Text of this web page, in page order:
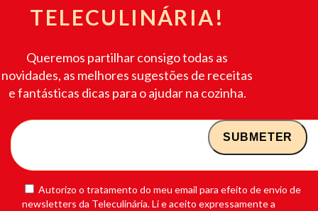
TELECULINÁRIA!
Queremos partilhar consigo todas as
novidades, as melhores sugestões de receitas
e fantásticas dicas para o ajudar na cozinha.
Autorizo o tratamento do meu email para efeito de envio de
newsletters da Teleculinária. Li e aceito expressamente a